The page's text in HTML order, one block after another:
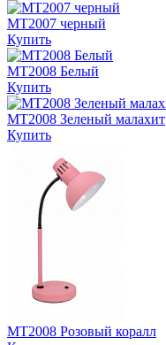
MT2007 черный
Купить
MT2008 Белый
Купить
MT2008 Зеленый малахит
Купить
MT2008 Розовый коралл